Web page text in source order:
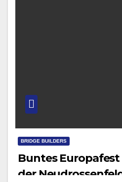
BRIDGE BUILDERS
Buntes
der